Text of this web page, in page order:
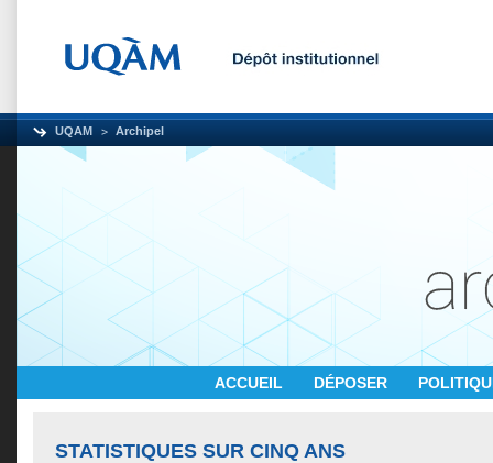
UQAM Archipel
ACCUEIL DÉPOSER
STATISTIQUES SUR CINQ ANS